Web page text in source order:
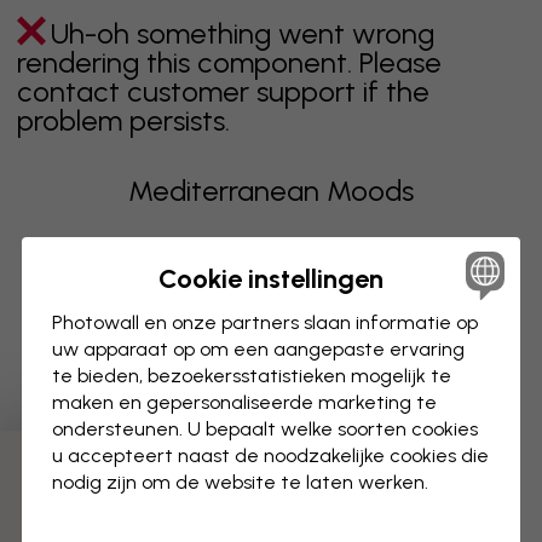
Uh-oh something went wrong
rendering this component. Please
contact customer support if the
problem persists.
Mediterranean Moods
Uh-oh something went wrong
rendering this component. Please
contact customer support if the
problem persists.
Cookie instellingen
Photowall en onze partners slaan informatie op
uw apparaat op om een aangepaste ervaring
te bieden, bezoekersstatistieken mogelijk te
maken en gepersonaliseerde marketing te
ondersteunen. U bepaalt welke soorten cookies
u accepteert naast de noodzakelijke cookies die
nodig zijn om de website te laten werken.